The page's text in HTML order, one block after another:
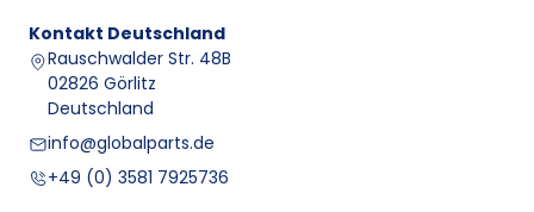
Kontakt Deutschland
Rauschwalder Str. 48B
02826 Görlitz
Deutschland
info@globalparts.de
+49 (0) 3581 7925736